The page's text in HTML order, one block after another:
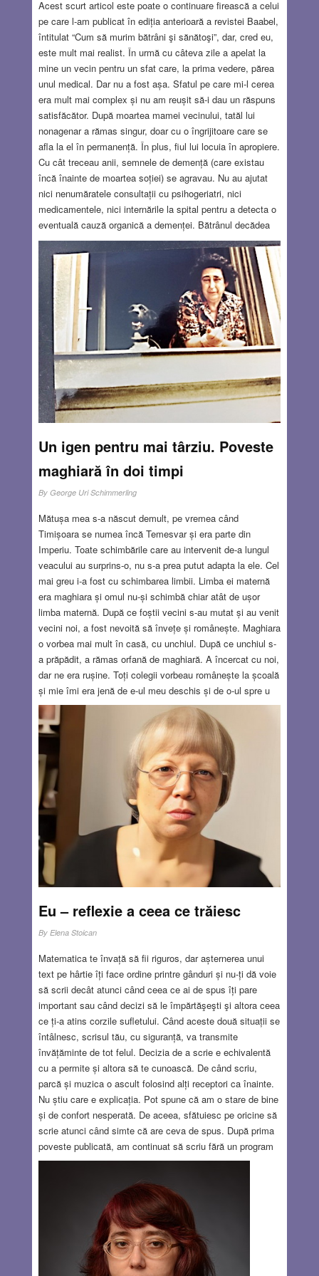
Acest scurt articol este poate o continuare firească a celui
pe care l-am publicat în ediția anterioară a revistei Baabel,
întitulat “Cum să murim bătrâni şi sănătoşi”, dar, cred eu,
este mult mai realist. În urmă cu câteva zile a apelat la
mine un vecin pentru un sfat care, la prima vedere, părea
unul medical. Dar nu a fost așa. Sfatul pe care mi-l cerea
era mult mai complex și nu am reușit să-i dau un răspuns
satisfăcător. După moartea mamei vecinului, tatăl lui
nonagenar a rămas singur, doar cu o îngrijitoare care se
afla la el în permanență. În plus, fiul lui locuia în apropiere.
Cu cât treceau anii, semnele de demență (care existau
încă înainte de moartea soției) se agravau. Nu au ajutat
nici nenumăratele consultații cu psihogeriatri, nici
medicamentele, nici internările la spital pentru a detecta o
eventuală cauză organică a demenței. Bătrânul decădea
tot timpul, atât cognitiv cât și fizic. Nu se mai putea scula
din pat. Pierduse și controlul asupra sfincterelor și avea
nevoie în permanență de scutece. Dar poate cea mai mare
problemă era că de la o vreme refuza orice mâncare și
băutură, pentru că îi venea greu să înghită. În rest era
perfect sănătos…
Read more…
JUL 25, 2024 17 COMMENTS
Un igen pentru mai târziu. Poveste
maghiară în doi timpi
By George Uri Schimmerling
Mătușa mea s-a născut demult, pe vremea când
Timișoara se numea încă Temesvar și era parte din
Imperiu. Toate schimbările care au intervenit de-a lungul
veacului au surprins-o, nu s-a prea putut adapta la ele. Cel
mai greu i-a fost cu schimbarea limbii. Limba ei maternă
era maghiara și omul nu-și schimbă chiar atât de ușor
limba maternă. După ce foștii vecini s-au mutat și au venit
vecini noi, a fost nevoită să învețe și românește. Maghiara
o vorbea mai mult în casă, cu unchiul. După ce unchiul s-
a prăpădit, a rămas orfană de maghiară. A încercat cu noi,
dar ne era rușine. Toți colegii vorbeau românește la școală
și mie îmi era jenă de e-ul meu deschis și de o-ul spre u
care suna comic. Și atunci mătușa a făcut ceva deosebit,
și-a luat un câine. Animalele, pe lângă alte calități, au și
această caracteristică: te ascultă în orice limbă le-ai vorbi.
Și uite așa, timp de opt ani, mătușa mea și Bobby au
conversat cât se poate de amical în limba maghiară. Au
trecut anii. Aș vrea să vorbesc ungurește, dar nu mai am
cu cine. Mi-e rușine de rușinea mea de atunci.
more…
JUL 25, 2024 7 COMMENTS
Eu – reflexie a ceea ce trăiesc
By Elena Stoican
Matematica te învață să fii riguros, dar așternerea unui
text pe hârtie îți face ordine printre gânduri și nu-ți dă voie
să scrii decât atunci când ceea ce ai de spus îți pare
important sau când decizi să le împărtăşeşti şi altora ceea
ce ți-a atins corzile sufletului. Când aceste două situații se
întâlnesc, scrisul tău, cu siguranță, va transmite
învățăminte de tot felul. Decizia de a scrie e echivalentă
cu a permite și altora să te cunoască. De când scriu,
parcă și muzica o ascult folosind alți receptori ca înainte.
Nu știu care e explicația. Pot spune că am o stare de bine
și de confort nesperată. De aceea, sfătuiesc pe oricine să
scrie atunci când simte că are ceva de spus. După prima
poveste publicată, am continuat să scriu fără un program
zilnic dinainte stabilit. A fost la libera mea alegere, dar la
sfârșitul fiecărei zile eram mulțumită. Situația asta mi-a
dat o stare sufletească bună. De atunci, mă bucur când
întrezăresc motive pentru scris articole, motive pe care să
le mărunțesc bine și să nu rămână nimic din ce s-a putut
numi inițial “subiect”. Nu știu cât va mai dura, dar bucuria
va rămâne intactă pentru tot ce a fost și este
Read more…